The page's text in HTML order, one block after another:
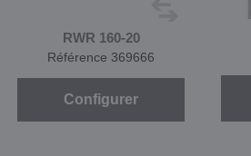
RWR 160-20
Référence 369666
Configurer